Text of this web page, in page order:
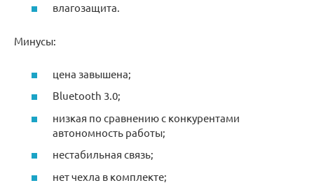
влагозащита.
Минусы:
цена завышена;
Bluetooth 3.0;
низкая по сравнению с конкурентами
автономность работы;
нестабильная связь;
нет чехла в комплекте;